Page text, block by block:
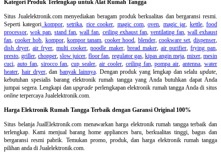
Kategori Produk Terlengkap untuk Alat Rumah Tangga
Situs Jualelektronik.com menyediakan beragam produk berkualitas dan bergaransi resmi.
Seperti kategori kompor,setrika, rice cooker, magic com,oven, magic jar, kettle,food
processor,wok pan,stand fan,wall fan, ceiling exhaust fan, ventilating fan, wall exhaust
fan,cooker hob, kompor, kompor tanam,cooker hood, blender, cookware set,dispenser,
dish dryer,air fryer,multi cooker,noodle maker, bread maker, air purifier, frying pan,
presto,griller,chopper,slow juicer,floor fan, regulator gas, kipas angin meja, mixer,mesin
cuci, auto fan, sirocco fan,cup sealer,air cooler, ceiling fan,pompa air,antenna,water
heater, hair dryer, dan banyak lainnya. Dengan produk yang lengkap dan selalu update,
kebutuhan spesialis barang elektronik rumah tangga yang Anda butuhkan dapat Anda
jumpai segera. Lengkapi danupgrade perlengkapan elektronik rumah tangga Anda di situs
online terpercaya Jualelektronik.com.
Harga Elektronik Rumah Tangga Terbaik dengan Garansi Original 100%
Situs belanjaJualElektronik.com menawarkan harga elektronik rumah tangga terbaik dan
terlengkap. Kami menjual barang home appliances baru, berkualitas tinggi, bagus dan
bergaransi resmi pabrik. Temukan promo, produk, dan harga elektronik rumah tangga
pilihan anda di Jualelektronik.com.